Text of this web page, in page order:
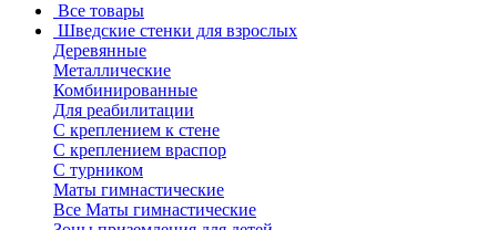
Все товары
Шведские стенки для взрослых
Деревянные
Металлические
Комбинированные
Для реабилитации
С креплением к стене
С креплением враспор
С турником
Маты гимнастические
Все Маты гимнастические